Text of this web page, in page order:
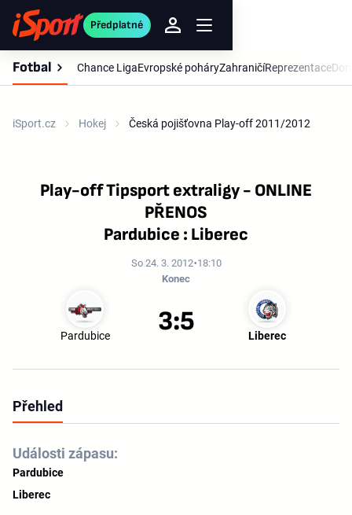
Předplatné
Fotbal Chance LigaEvropské poháryZahraničíReprezentace
iSport.cz Hokej Česká pojišťovna Play-off 2011/2012
Play-off Tipsport extraligy - ONLINE
PŘENOS
Pardubice : Liberec
So 24. 3. 2012 18:10
Konec
Pardubice Liberec
3:5
Přehled
Události zápasu:
Pardubice
Liberec